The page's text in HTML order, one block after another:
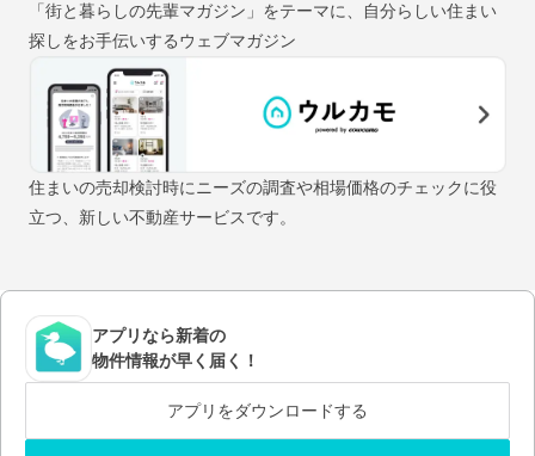
「街と暮らしの先輩マガジン」をテーマに、自分らしい住まい
探しをお手伝いするウェブマガジン
住まいの売却検討時にニーズの調査や相場価格のチェックに役
立つ、新しい不動産サービスです。
アプリなら新着の
物件情報が早く届く！
アプリをダウンロードする